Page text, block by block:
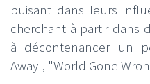
puisant dans leurs
cherchant à partir dans
à décontenancer un
Away", "World Gone